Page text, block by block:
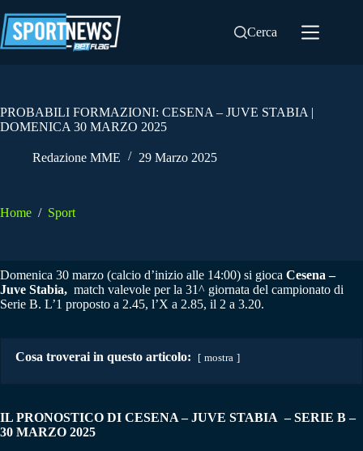
al
contenuto
Cerca
PROBABILI FORMAZIONI: CESENA – JUVE STABIA |
DOMENICA 30 MARZO 2025
Redazione MME 29 Marzo 2025
Home / Sport
Domenica 30 marzo (calcio d’inizio alle 14:00) si gioca Cesena –
Juve Stabia, match valevole per la 31^ giornata del campionato di
Serie B. L’1 proposto a 2.45, l’X a 2.85, il 2 a 3.20.
Cosa troverai in questo articolo: mostra
IL PRONOSTICO DI CESENA – JUVE STABIA – SERIE B –
30 MARZO 2025